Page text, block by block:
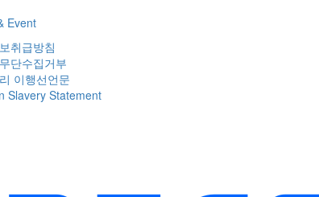
Event
취급방침
단수집거부
이행선언문
Slavery Statement